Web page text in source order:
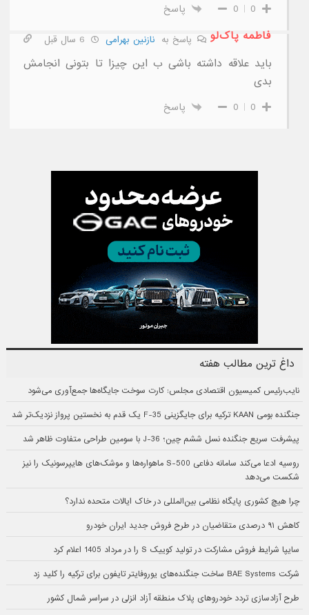
0
0 پاسخ
فاطمه پاک‌لو پاسخ به نازنین بهرامی
باید علاقه داشته باشی ب این چیزا تا بتونی انجامش
بدی
0
0 پاسخ
داغ ترین مطالب هفته
نایب‌رئیس کمیسیون اقتصادی مجلس: کارت سوخت جایگاه‌ها جمع‌آوری می‌شود
جنگنده بومی KAAN ترکیه برای جایگزینی F-35 یک قدم به نخستین پرواز نزدیک‌تر شد
پیشرفت سریع جنگنده نسل ششم چین؛ J-36 با سومین طراحی متفاوت ظاهر شد
روسیه ادعا می‌کند سامانه دفاعی S-500 ماهواره‌ها و موشک‌های هایپرسونیک را نیز
شکست می‌دهد
چرا هیچ کشوری پایگاه نظامی بین‌المللی در خاک ایالات متحده ندارد؟
کاهش ۹۱ درصدی متقاضیان در طرح فروش جدید ایران خودرو
سایپا شرایط فروش مشارکت در تولید کوییک S را در مرداد 1405 اعلام کرد
شرکت BAE Systems ساخت جنگنده‌های یوروفایتر تایفون برای ترکیه را کلید زد
طرح آزادسازی تردد خودروهای پلاک منطقه آزاد انزلی در سراسر شمال کشور